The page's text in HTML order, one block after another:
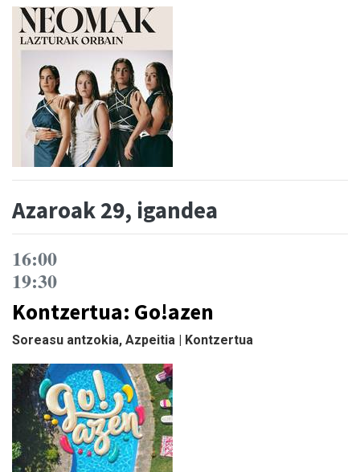
Azaroak 29, igandea
16:00
19:30
Kontzertua: Go!azen
Soreasu antzokia, Azpeitia | Kontzertua